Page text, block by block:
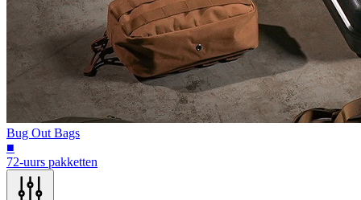
Bug Out Bags
■
72-uurs pakketten